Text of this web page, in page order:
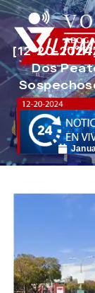
[12-20-
Dos